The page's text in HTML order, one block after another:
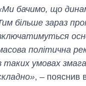
бачимо, що
більше зараз
політична
таких умовах
, – пояснив